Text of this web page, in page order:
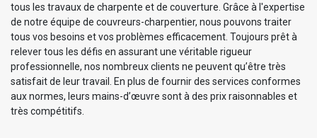
tous les travaux de charpente et de couverture. Grâce à l'expertise
de notre équipe de couvreurs-charpentier, nous pouvons traiter
tous vos besoins et vos problèmes efficacement. Toujours prêt à
relever tous les défis en assurant une véritable rigueur
professionnelle, nos nombreux clients ne peuvent qu’être très
satisfait de leur travail. En plus de fournir des services conformes
aux normes, leurs mains-d’œuvre sont à des prix raisonnables et
très compétitifs.